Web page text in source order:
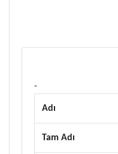
-
Adı
Tam Adı